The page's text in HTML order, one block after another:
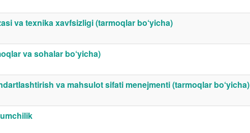
va texnika xavfsizligi (tarmoqlar bo‘yicha)
va sohalar bo‘yicha)
va mahsulot sifati menejmenti (tarmoqlar bo‘yicha)